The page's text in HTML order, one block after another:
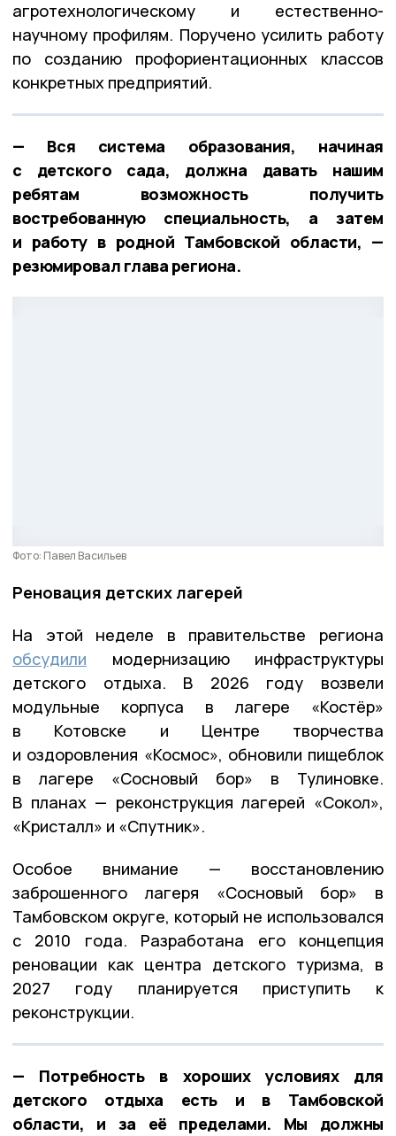
агротехнологическому и естественно-
научному профилям. Поручено усилить работу
по созданию профориентационных классов
конкретных предприятий.
— Вся система образования, начиная
с детского сада, должна давать нашим
ребятам возможность получить
востребованную специальность, а затем
и работу в родной Тамбовской области, —
резюмировал глава региона.
Фото: Павел Васильев
Реновация детских лагерей
На этой неделе в правительстве региона
обсудили модернизацию инфраструктуры
детского отдыха. В 2026 году возвели
модульные корпуса в лагере «Костёр»
в Котовске и Центре творчества
и оздоровления «Космос», обновили пищеблок
в лагере «Сосновый бор» в Тулиновке.
В планах — реконструкция лагерей «Сокол»,
«Кристалл» и «Спутник».
Особое внимание — восстановлению
заброшенного лагеря «Сосновый бор» в
Тамбовском округе, который не использовался
с 2010 года. Разработана его концепция
реновации как центра детского туризма, в
2027 году планируется приступить к
реконструкции.
— Потребность в хороших условиях для
детского отдыха есть и в Тамбовской
области, и за её пределами. Мы должны